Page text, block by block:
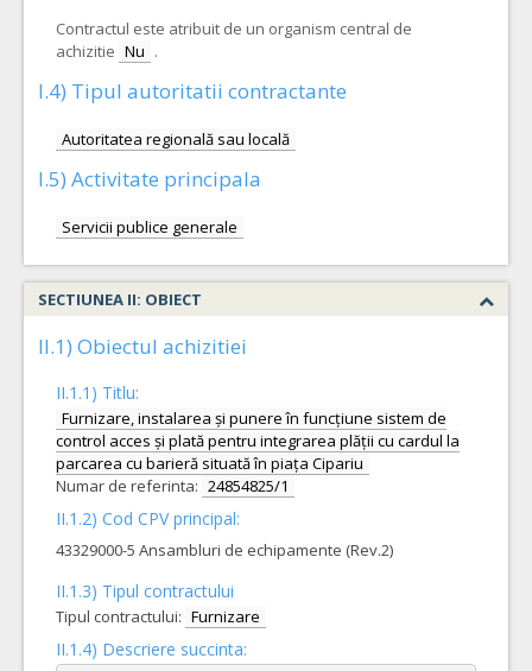
Contractul este atribuit de un organism central de
achizitie Nu .
I.4) Tipul autoritatii contractante
Autoritatea regională sau locală
I.5) Activitate principala
Servicii publice generale
SECTIUNEA II: OBIECT
II.1) Obiectul achizitiei
II.1.1) Titlu:
Furnizare, instalarea și punere în funcțiune sistem de
control acces și plată pentru integrarea plății cu cardul la
parcarea cu barieră situată în piața Cipariu
Numar de referinta: 24854825/1
II.1.2) Cod CPV principal:
43329000-5 Ansambluri de echipamente (Rev.2)
II.1.3) Tipul contractului
Tipul contractului: Furnizare
II.1.4) Descriere succinta: